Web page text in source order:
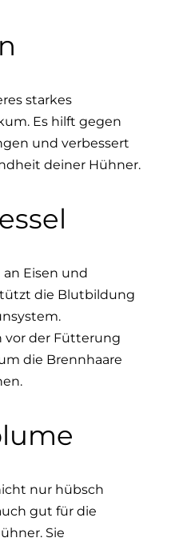
starkes
Es hilft gegen
und verbessert
deiner Hühner.
Eisen und
die Blutbildung
vor der Fütterung
die Brennhaare
nur hübsch
gut für die
Sie